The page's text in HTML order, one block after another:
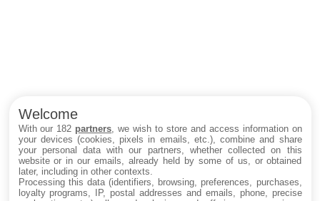
Welcome
With our 182 partners , we wish to store and access information on
your devices (cookies, pixels in emails, etc.), combine and share
your personal data with our partners, whether collected on this
website or in our emails, already held by some of us, or obtained
later, including in other contexts.
Processing this data (identifiers, browsing, preferences, purchases,
loyalty programs, IP, postal addresses and emails, phone, precise